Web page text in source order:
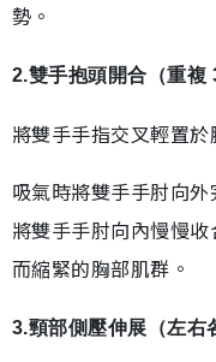
勢。
2.雙手抱頭開合（重複
將雙手手指交叉輕置
吸氣時將雙手手肘向
將雙手手肘向內慢慢
而縮緊的胸部肌群。
3.頸部側壓伸展（左右